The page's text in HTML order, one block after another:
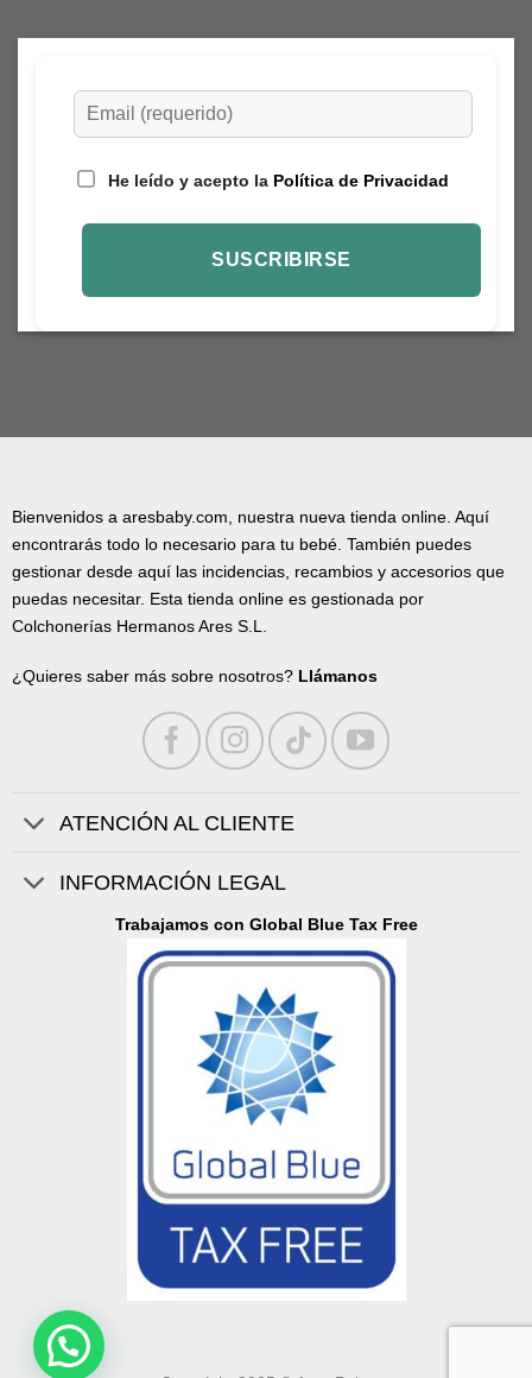
He leído y acepto la Política de Privacidad
Bienvenidos a aresbaby.com, nuestra nueva tienda online. Aquí
encontrarás todo lo necesario para tu bebé. También puedes
gestionar desde aquí las incidencias, recambios y accesorios que
puedas necesitar. Esta tienda online es gestionada por
Colchonerías Hermanos Ares S.L.
¿Quieres saber más sobre nosotros? Llámanos
ATENCIÓN AL CLIENTE
INFORMACIÓN LEGAL
Trabajamos con Global Blue Tax Free